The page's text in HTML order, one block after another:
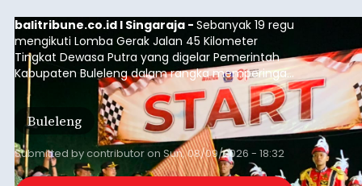
balitribune.co.id I Singaraja - Sebanyak 19 regu
mengikuti Lomba Gerak Jalan 45 Kilometer
Tingkat Dewasa Putra yang digelar Pemerintah
Kabupaten Buleleng dalam rangka memperingati
HUT ke-81 Kemerdekaan Republik Indonesia.
Lomba resmi dimulai dari Lapangan Sepak Bola
Desa Celukan Bawang, Sabtu (8/8/2026) malam.
Buleleng
Submitted bycontributoron Sun, 08/09/2026 - 18:32